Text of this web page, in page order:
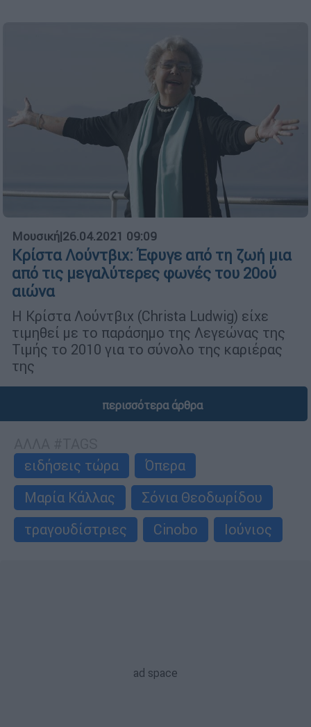
Μουσική|26.04.2021 09:09
Κρίστα Λούντβιχ: Έφυγε από τη ζωή μια
από τις μεγαλύτερες φωνές του 20ού
αιώνα
Η Κρίστα Λούντβιχ (Christa Ludwig) είχε
τιμηθεί με το παράσημο της Λεγεώνας της
Τιμής το 2010 για το σύνολο της καριέρας
της
περισσότερα άρθρα
ειδήσεις τώρα
Όπερα
Μαρία Κάλλας
Σόνια Θεοδωρίδου
τραγουδίστριες
Cinobo Ιούνιος